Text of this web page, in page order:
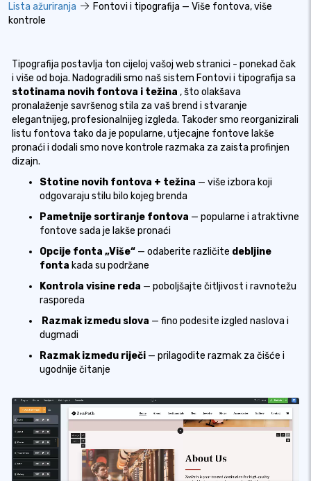
Lista ažuriranja
Fontovi i tipografija — Više fontova, više
kontrole
Tipografija postavlja ton cijeloj vašoj web stranici - ponekad čak
i više od boja. Nadogradili smo naš sistem Fontovi i tipografija sa
stotinama novih fontova i težina , što olakšava
pronalaženje savršenog stila za vaš brend i stvaranje
elegantnijeg, profesionalnijeg izgleda. Također smo reorganizirali
listu fontova tako da je popularne, utjecajne fontove lakše
pronaći i dodali smo nove kontrole razmaka za zaista profinjen
dizajn.
Stotine novih fontova + težina — više izbora koji
odgovaraju stilu bilo kojeg brenda
Pametnije sortiranje fontova — popularne i atraktivne
fontove sada je lakše pronaći
Opcije fonta „Više“ — odaberite različite debljine
fonta kada su podržane
Kontrola visine reda — poboljšajte čitljivost i ravnotežu
rasporeda
Razmak između slova — fino podesite izgled naslova i
dugmadi
Razmak između riječi — prilagodite razmak za čišće i
ugodnije čitanje